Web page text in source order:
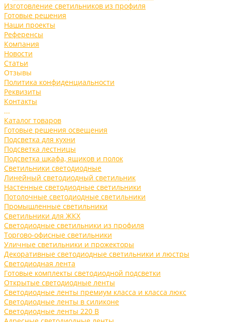
Изготовление светильников из профиля
Готовые решения
Наши проекты
Референсы
Компания
Новости
Статьи
Отзывы
Политика конфиденциальности
Реквизиты
Контакты
...
Каталог товаров
Готовые решения освещения
Подсветка для кухни
Подсветка лестницы
Подсветка шкафа, ящиков и полок
Светильники светодиодные
Линейный светодиодный светильник
Настенные светодиодные светильники
Потолочные светодиодные светильники
Промышленные светильники
Светильники для ЖКХ
Светодиодные светильники из профиля
Торгово-офисные светильники
Уличные светильники и прожекторы
Декоративные светодиодные светильники и люстры
Светодиодная лента
Готовые комплекты светодиодной подсветки
Открытые светодиодные ленты
Светодиодные ленты премиум класса и класса люкс
Светодиодные ленты в силиконе
Светодиодные ленты 220 В